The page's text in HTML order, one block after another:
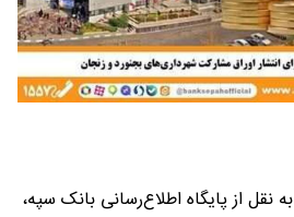
به نقل از پایگاه اطلاع‌رسانی بانک سپه،